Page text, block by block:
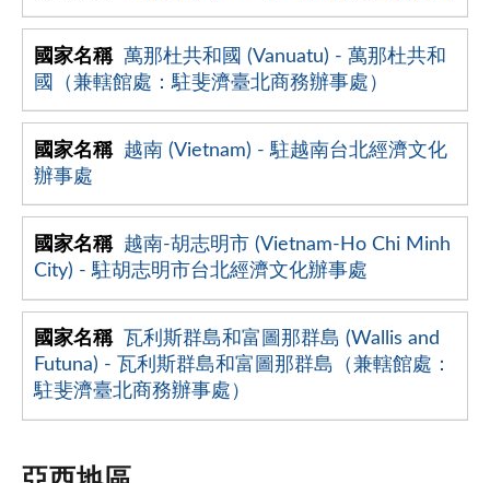
萬那杜共和國 (Vanuatu) - 萬那杜共和
國（兼轄館處：駐斐濟臺北商務辦事處）
越南 (Vietnam) - 駐越南台北經濟文化
辦事處
越南-胡志明市 (Vietnam-Ho Chi Minh
City) - 駐胡志明市台北經濟文化辦事處
瓦利斯群島和富圖那群島 (Wallis and
Futuna) - 瓦利斯群島和富圖那群島（兼轄館處：
駐斐濟臺北商務辦事處）